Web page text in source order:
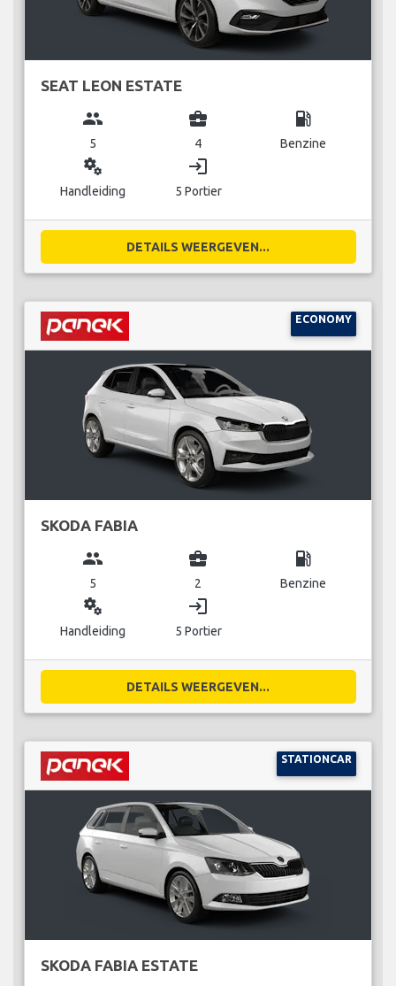
SEAT LEON ESTATE
group
5
business_center
4
local_gas_station
Benzine
miscellaneous_services
Handleiding
login
5 Portier
DETAILS WEERGEVEN...
ECONOMY
SKODA FABIA
group
5
business_center
2
local_gas_station
Benzine
miscellaneous_services
Handleiding
login
5 Portier
DETAILS WEERGEVEN...
STATIONCAR
SKODA FABIA ESTATE